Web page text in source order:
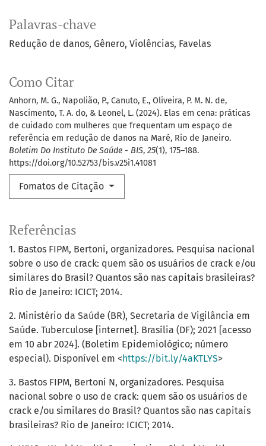
Palavras-chave
Redução de danos Gênero Violências Favelas
Como Citar
Anhorn, M. G., Napolião, P., Canuto, E., Oliveira, P. M. N. de,
Nascimento, T. A. do, & Leonel, L. (2024). Elas em cena: práticas
de cuidado com mulheres que frequentam um espaço de
referência em redução de danos na Maré, Rio de Janeiro.
Boletim Do Instituto De Saúde - BIS, 25(1), 175–188.
https://doi.org/10.52753/bis.v25i1.41081
Fomatos de Citação
Referências
1. Bastos FIPM, Bertoni, organizadores. Pesquisa nacional
sobre o uso de crack: quem são os usuários de crack e/ou
similares do Brasil? Quantos são nas capitais brasileiras?
Rio de Janeiro: ICICT; 2014.
2. Ministério da Saúde (BR), Secretaria de Vigilância em
Saúde. Tuberculose [internet]. Brasília (DF); 2021 [acesso
em 10 abr 2024]. (Boletim Epidemiológico; número
especial). Disponível em < https://bit.ly/4aKTLYS>
3. Bastos FIPM, Bertoni N, organizadores. Pesquisa
nacional sobre o uso de crack: quem são os usuários de
crack e/ou similares do Brasil? Quantos são nas capitais
brasileiras? Rio de Janeiro: ICICT; 2014.